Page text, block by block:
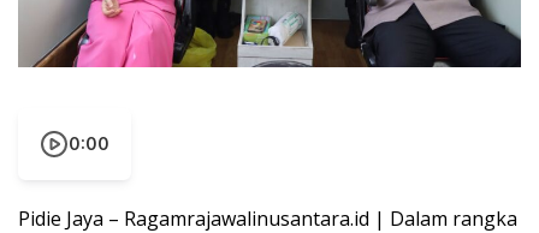
0:00
Pidie Jaya – Ragamrajawalinusantara.id | Dalam rangka